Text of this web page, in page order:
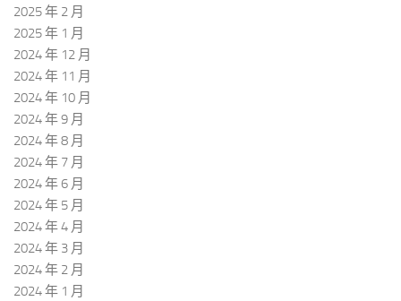
2025 年 2 月
2025 年 1 月
2024 年 12 月
2024 年 11 月
2024 年 10 月
2024 年 9 月
2024 年 8 月
2024 年 7 月
2024 年 6 月
2024 年 5 月
2024 年 4 月
2024 年 3 月
2024 年 2 月
2024 年 1 月